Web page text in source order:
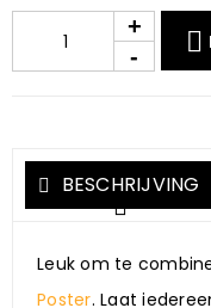
BESCHRIJVING
Leuk om te
Poster. Laat